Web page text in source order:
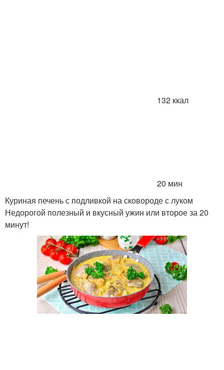
132 ккал
20 мин
Куриная печень с подливкой на сковороде с луком
Недорогой полезный и вкусный ужин или второе за 20
минут!